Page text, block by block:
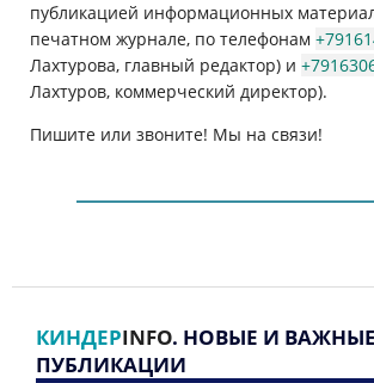
публикацией информационных
печатном журнале, по телефонам
Лахтурова, главный редактор) и
Лахтуров, коммерческий директор).
Пишите или звоните! Мы на связи!
КИНДЕРINFO. НОВЫЕ И ВАЖНЫЕ
ПУБЛИКАЦИИ